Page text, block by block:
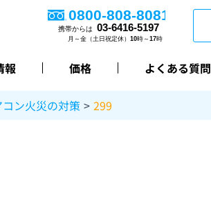
報 価格 よくある質問
ン火災の対策 299